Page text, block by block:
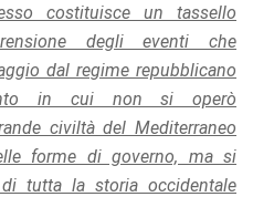
costituisce un tassello
degli eventi che
dal regime repubblicano
in cui non si operò
civiltà del Mediterraneo
forme di governo, ma si
tutta la storia occidentale